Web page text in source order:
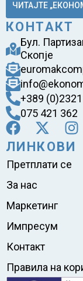
ЧИТАЈТЕ
КОНТАКТ
Бул.
Скопје
+389
075 421 362
ЛИНКОВИ
Претплати се
За нас
Маркетинг
Импресум
Контакт
Правила на